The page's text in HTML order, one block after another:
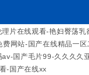
产视频-日韩成人免费电
品久久久国产盗摄-色播
片在线观看-艳妇臀荡
费网站-国产在线精品一
国产毛片99-久久久久
-国产在线xx